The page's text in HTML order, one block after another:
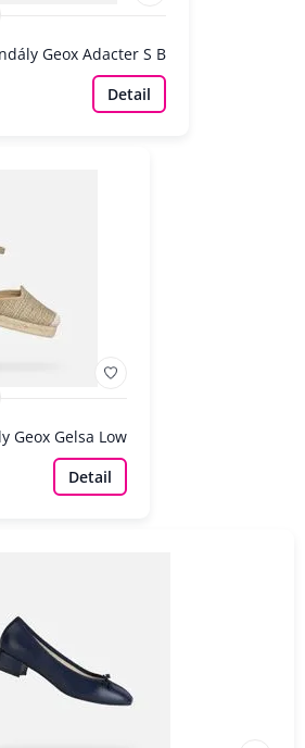
Geox Adacter S B
Detail
Geox Gelsa Low
Detail